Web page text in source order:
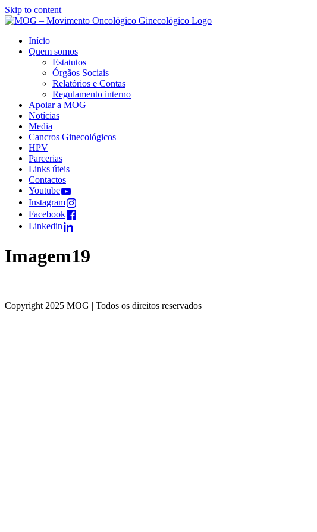
Skip to content
Início
Quem somos
Estatutos
Órgãos Sociais
Relatórios e Contas
Regulamento interno
Apoiar a MOG
Notícias
Media
Cancros Ginecológicos
HPV
Parcerias
Links úteis
Contactos
Youtube
Instagram
Facebook
Linkedin
Imagem19
Copyright 2025 MOG | Todos os direitos reservados